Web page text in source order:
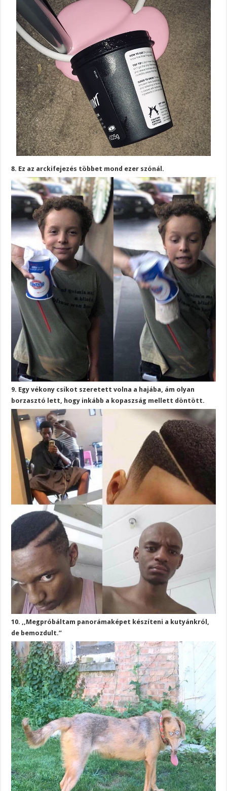
8. Ez az arckifejezés többet mond ezer szónál.
9. Egy vékony csíkot szeretett volna a hajába, ám olyan
borzasztó lett, hogy inkább a kopaszság mellett döntött.
10. ,,Megpróbáltam panorámaképet készíteni a kutyánkról,
de bemozdult.”